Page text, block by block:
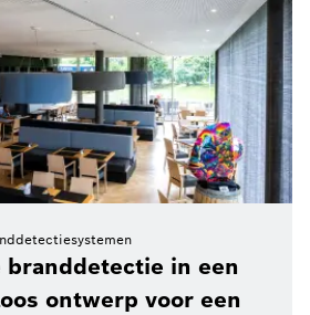
branddetectie in een
ontwerp voor een